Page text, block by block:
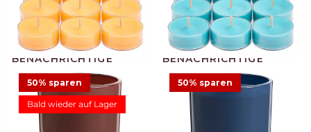
Duftteelichter Sun Orchid
Duftteelichter Salty
50% sparen
Bald wieder auf Lager
50% sparen